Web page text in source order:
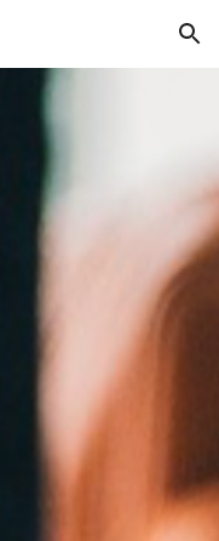
Skip to navigation